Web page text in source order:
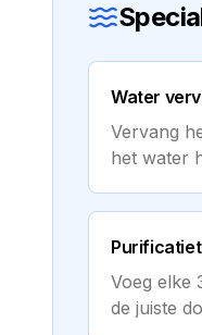
Water
Vervang
het water
Voeg elke
de juiste